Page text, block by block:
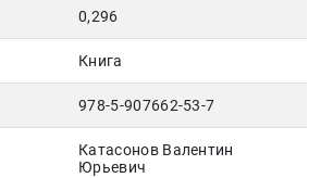
0,296
Книга
978-5-907662-53-7
Катасонов Валентин
Юрьевич